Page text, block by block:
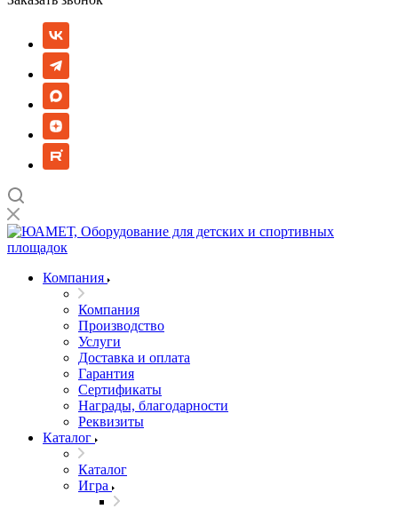
Компания
Компания
Производство
Услуги
Доставка и оплата
Гарантия
Сертификаты
Награды, благодарности
Реквизиты
Каталог
Каталог
Игра